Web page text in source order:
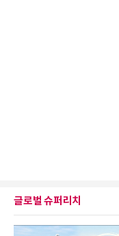
글로벌 슈퍼리치